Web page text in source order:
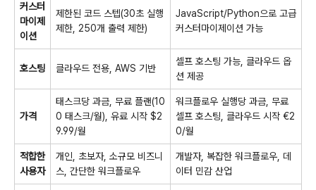
커스터
마이제
이션
제한된 코드 스텝(30초 실행
제한, 250개 출력 제한)
JavaScript/Python으로 고급
커스터마이제이션 가능
호스팅 클라우드 전용, AWS 기반
셀프 호스팅 가능, 클라우드 옵
션 제공
가격
태스크당 과금, 무료 플랜(10
0 태스크/월), 유료 시작 $2
9.99/월
워크플로우 실행당 과금, 무료
셀프 호스팅, 클라우드 시작 €2
0/월
적합한
사용자
개인, 초보자, 소규모 비즈니
스, 간단한 워크플로우
개발자, 복잡한 워크플로우, 데
이터 민감 산업